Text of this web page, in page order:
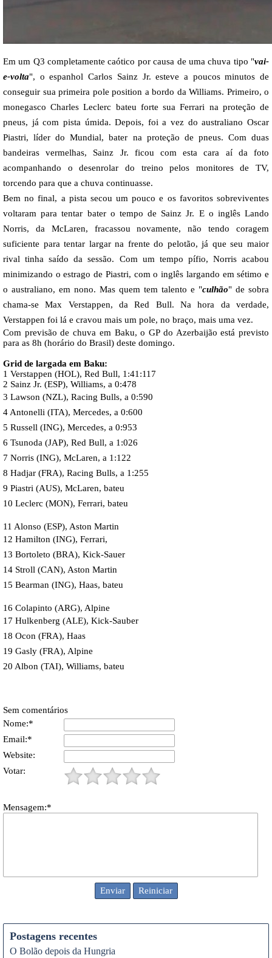
Em um Q3 completamente caótico por causa de uma chuva tipo "vai-
e-volta", o espanhol Carlos Sainz Jr. esteve a poucos minutos de
conseguir sua primeira pole position a bordo da Williams. Primeiro, o
monegasco Charles Leclerc bateu forte sua Ferrari na proteção de
pneus, já com pista úmida. Depois, foi a vez do australiano Oscar
Piastri, líder do Mundial, bater na proteção de pneus. Com duas
bandeiras vermelhas, Sainz Jr. ficou com esta cara aí da foto
acompanhando o desenrolar do treino pelos monitores de TV,
torcendo para que a chuva continuasse.
Bem no final, a pista secou um pouco e os favoritos sobreviventes
voltaram para tentar bater o tempo de Sainz Jr. E o inglês Lando
Norris, da McLaren, fracassou novamente, não tendo coragem
suficiente para tentar largar na frente do pelotão, já que seu maior
rival tinha saído da sessão. Com um tempo pífio, Norris acabou
minimizando o estrago de Piastri, com o inglês largando em sétimo e
o australiano, em nono. Mas quem tem talento e "culhão" de sobra
chama-se Max Verstappen, da Red Bull. Na hora da verdade,
Verstappen foi lá e cravou mais um pole, no braço, mais uma vez.
Com previsão de chuva em Baku, o GP do Azerbaijão está previsto
para as 8h (horário do Brasil) deste domingo.
Grid de largada em Baku:
1 Verstappen (HOL), Red Bull, 1:41:117
2 Sainz Jr. (ESP), Williams, a 0:478
3 Lawson (NZL), Racing Bulls, a 0:590
4 Antonelli (ITA), Mercedes, a 0:600
5 Russell (ING), Mercedes, a 0:953
6 Tsunoda (JAP), Red Bull, a 1:026
7 Norris (ING), McLaren, a 1:122
8 Hadjar (FRA), Racing Bulls, a 1:255
9 Piastri (AUS), McLaren, bateu
10 Leclerc (MON), Ferrari, bateu
11 Alonso (ESP), Aston Martin
12 Hamilton (ING), Ferrari,
13 Bortoleto (BRA), Kick-Sauer
14 Stroll (CAN), Aston Martin
15 Bearman (ING), Haas, bateu
16 Colapinto (ARG), Alpine
17 Hulkenberg (ALE), Kick-Sauber
18 Ocon (FRA), Haas
19 Gasly (FRA), Alpine
20 Albon (TAI), Williams, bateu
Sem comentários
Nome:*
Email:*
Website:
Votar:
Mensagem:*
Postagens recentes
O Bolão depois da Hungria